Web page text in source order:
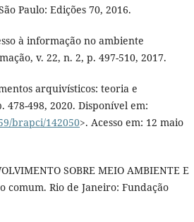
Paulo: Edições 70, 2016.
à informação no ambiente
v. 22, n. 2, p. 497-510, 2017.
arquivísticos: teoria e
478-498, 2020. Disponível em:
brapci/142050>. Acesso em: 12 maio
SOBRE MEIO AMBIENTE E
comum. Rio de Janeiro: Fundação